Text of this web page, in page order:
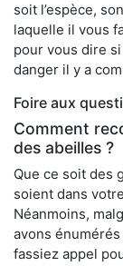
soit l’espèce,
laquelle il vous
pour vous dire
danger il y a
Foire aux
Comment
des abeilles ?
Que ce soit des
soient dans
Néanmoins,
avons
fassiez appel